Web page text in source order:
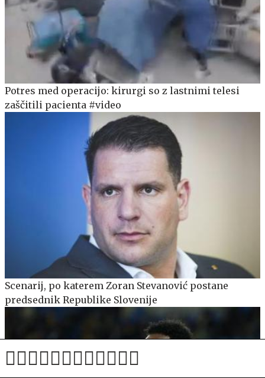
Potres med operacijo: kirurgi so z lastnimi telesi
zaščitili pacienta #video
Scenarij, po katerem Zoran Stevanović postane
predsednik Republike Slovenije